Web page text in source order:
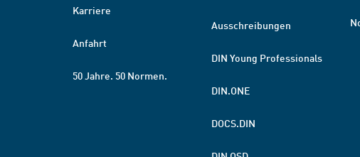
Karriere
Anfahrt
50 Jahre. 50 Normen.
Ausschreibungen
DIN Young Professionals
DIN.ONE
DOCS.DIN